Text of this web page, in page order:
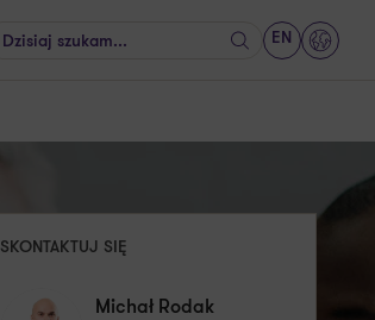
Szukaj
EN
SKONTAKTUJ SIĘ
Michał Rodak